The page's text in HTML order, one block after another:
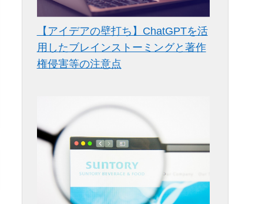
【アイデアの壁打ち】ChatGPTを活
用したブレインストーミングと著作
権侵害等の注意点